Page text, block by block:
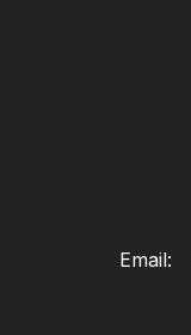
Email: